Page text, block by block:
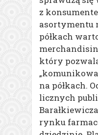
z
asortymentu
półkach
który
na półkach.
licznych
rynku